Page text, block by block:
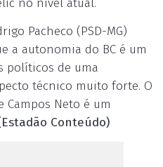
no nível atual.
Pacheco (PSD-MG)
a autonomia do BC é um
políticos de uma
técnico muito forte. O
Campos Neto é um
Conteúdo)